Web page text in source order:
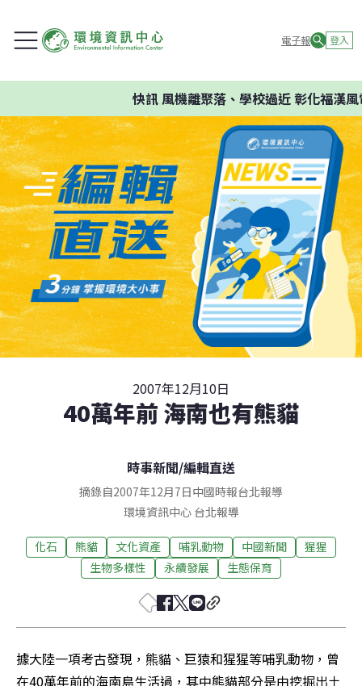
電子報 登入
快訊風機離聚落、學校過近 彰化福漢風
2007年12月10日
40萬年前 海南也有熊貓
時事新聞/編輯直送
摘錄自2007年12月7日中國時報台北報導
環境資訊中心 台北報導
化石 熊貓 文化資產 哺乳動物 中國新聞
猩猩
生物多樣性
永續發展 生態保育
據大陸一項考古發現，熊貓、巨猿和猩猩等哺乳動物，曾
在40萬年前的海南島生活過，其中熊貓部分是由挖掘出土